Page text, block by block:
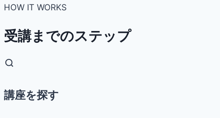
HOW IT WORKS
受講までのステップ
講座を探す